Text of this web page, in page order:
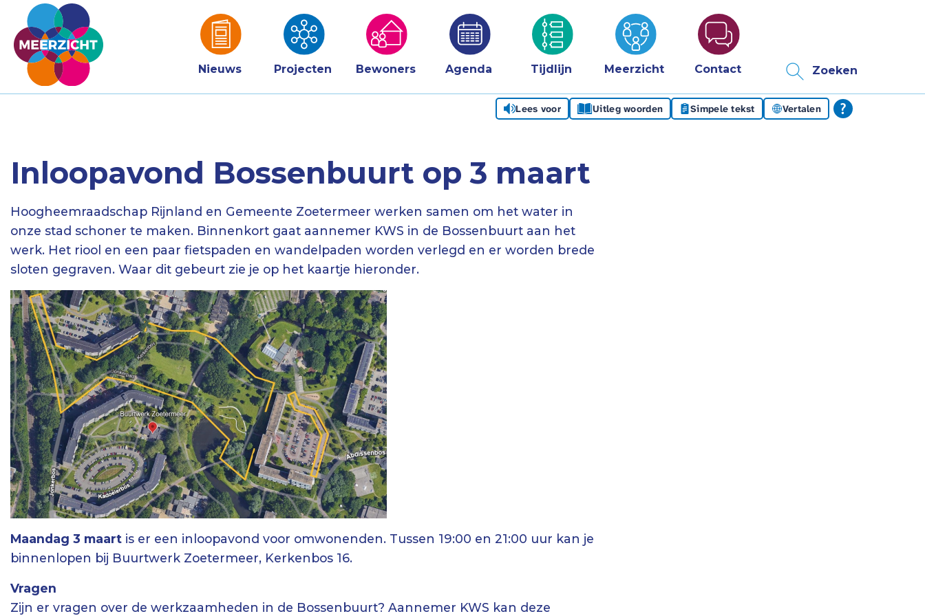
Nieuws Projecten Bewoners Agenda Tijdlijn Meerzicht Contact Zoeken
Lees voor Uitleg woorden Simpele tekst Vertalen
Inloopavond Bossenbuurt op 3 maart
Hoogheemraadschap Rijnland en Gemeente Zoetermeer werken samen om het water in
onze stad schoner te maken. Binnenkort gaat aannemer KWS in de Bossenbuurt aan het
werk. Het riool en een paar fietspaden en wandelpaden worden verlegd en er worden brede
sloten gegraven. Waar dit gebeurt zie je op het kaartje hieronder.
Maandag 3 maart is er een inloopavond voor omwonenden. Tussen 19:00 en 21:00 uur kan je
binnenlopen bij Buurtwerk Zoetermeer, Kerkenbos 16.
Vragen
Zijn er vragen over de werkzaamheden in de Bossenbuurt? Aannemer KWS kan deze